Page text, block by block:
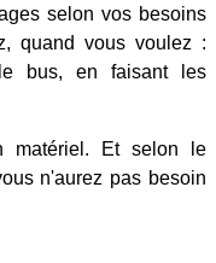
selon vos besoins
quand vous voulez :
bus, en faisant les
matériel. Et selon le
n'aurez pas besoin